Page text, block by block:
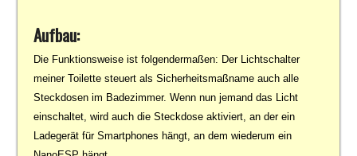
Aufbau:
Die Funktionsweise ist folgendermaßen: Der Lichtschalter
meiner Toilette steuert als Sicherheitsmaßname auch alle
Steckdosen im Badezimmer. Wenn nun jemand das Licht
einschaltet, wird auch die Steckdose aktiviert, an der ein
Ladegerät für Smartphones hängt, an dem wiederum ein